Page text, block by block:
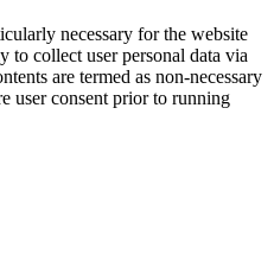
necessary for the website
to collect user personal data via
are termed as non-necessary
user consent prior to running